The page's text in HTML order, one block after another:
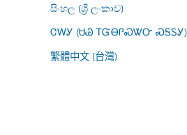
සිංහල (ශ්‍රී ලංකාව)
ᏣᎳᎩ (ᏌᏊ ᎢᏳᎾᎵᏍᏔᏅ ᏍᎦᏚᎩ)
繁體中文 (台灣)